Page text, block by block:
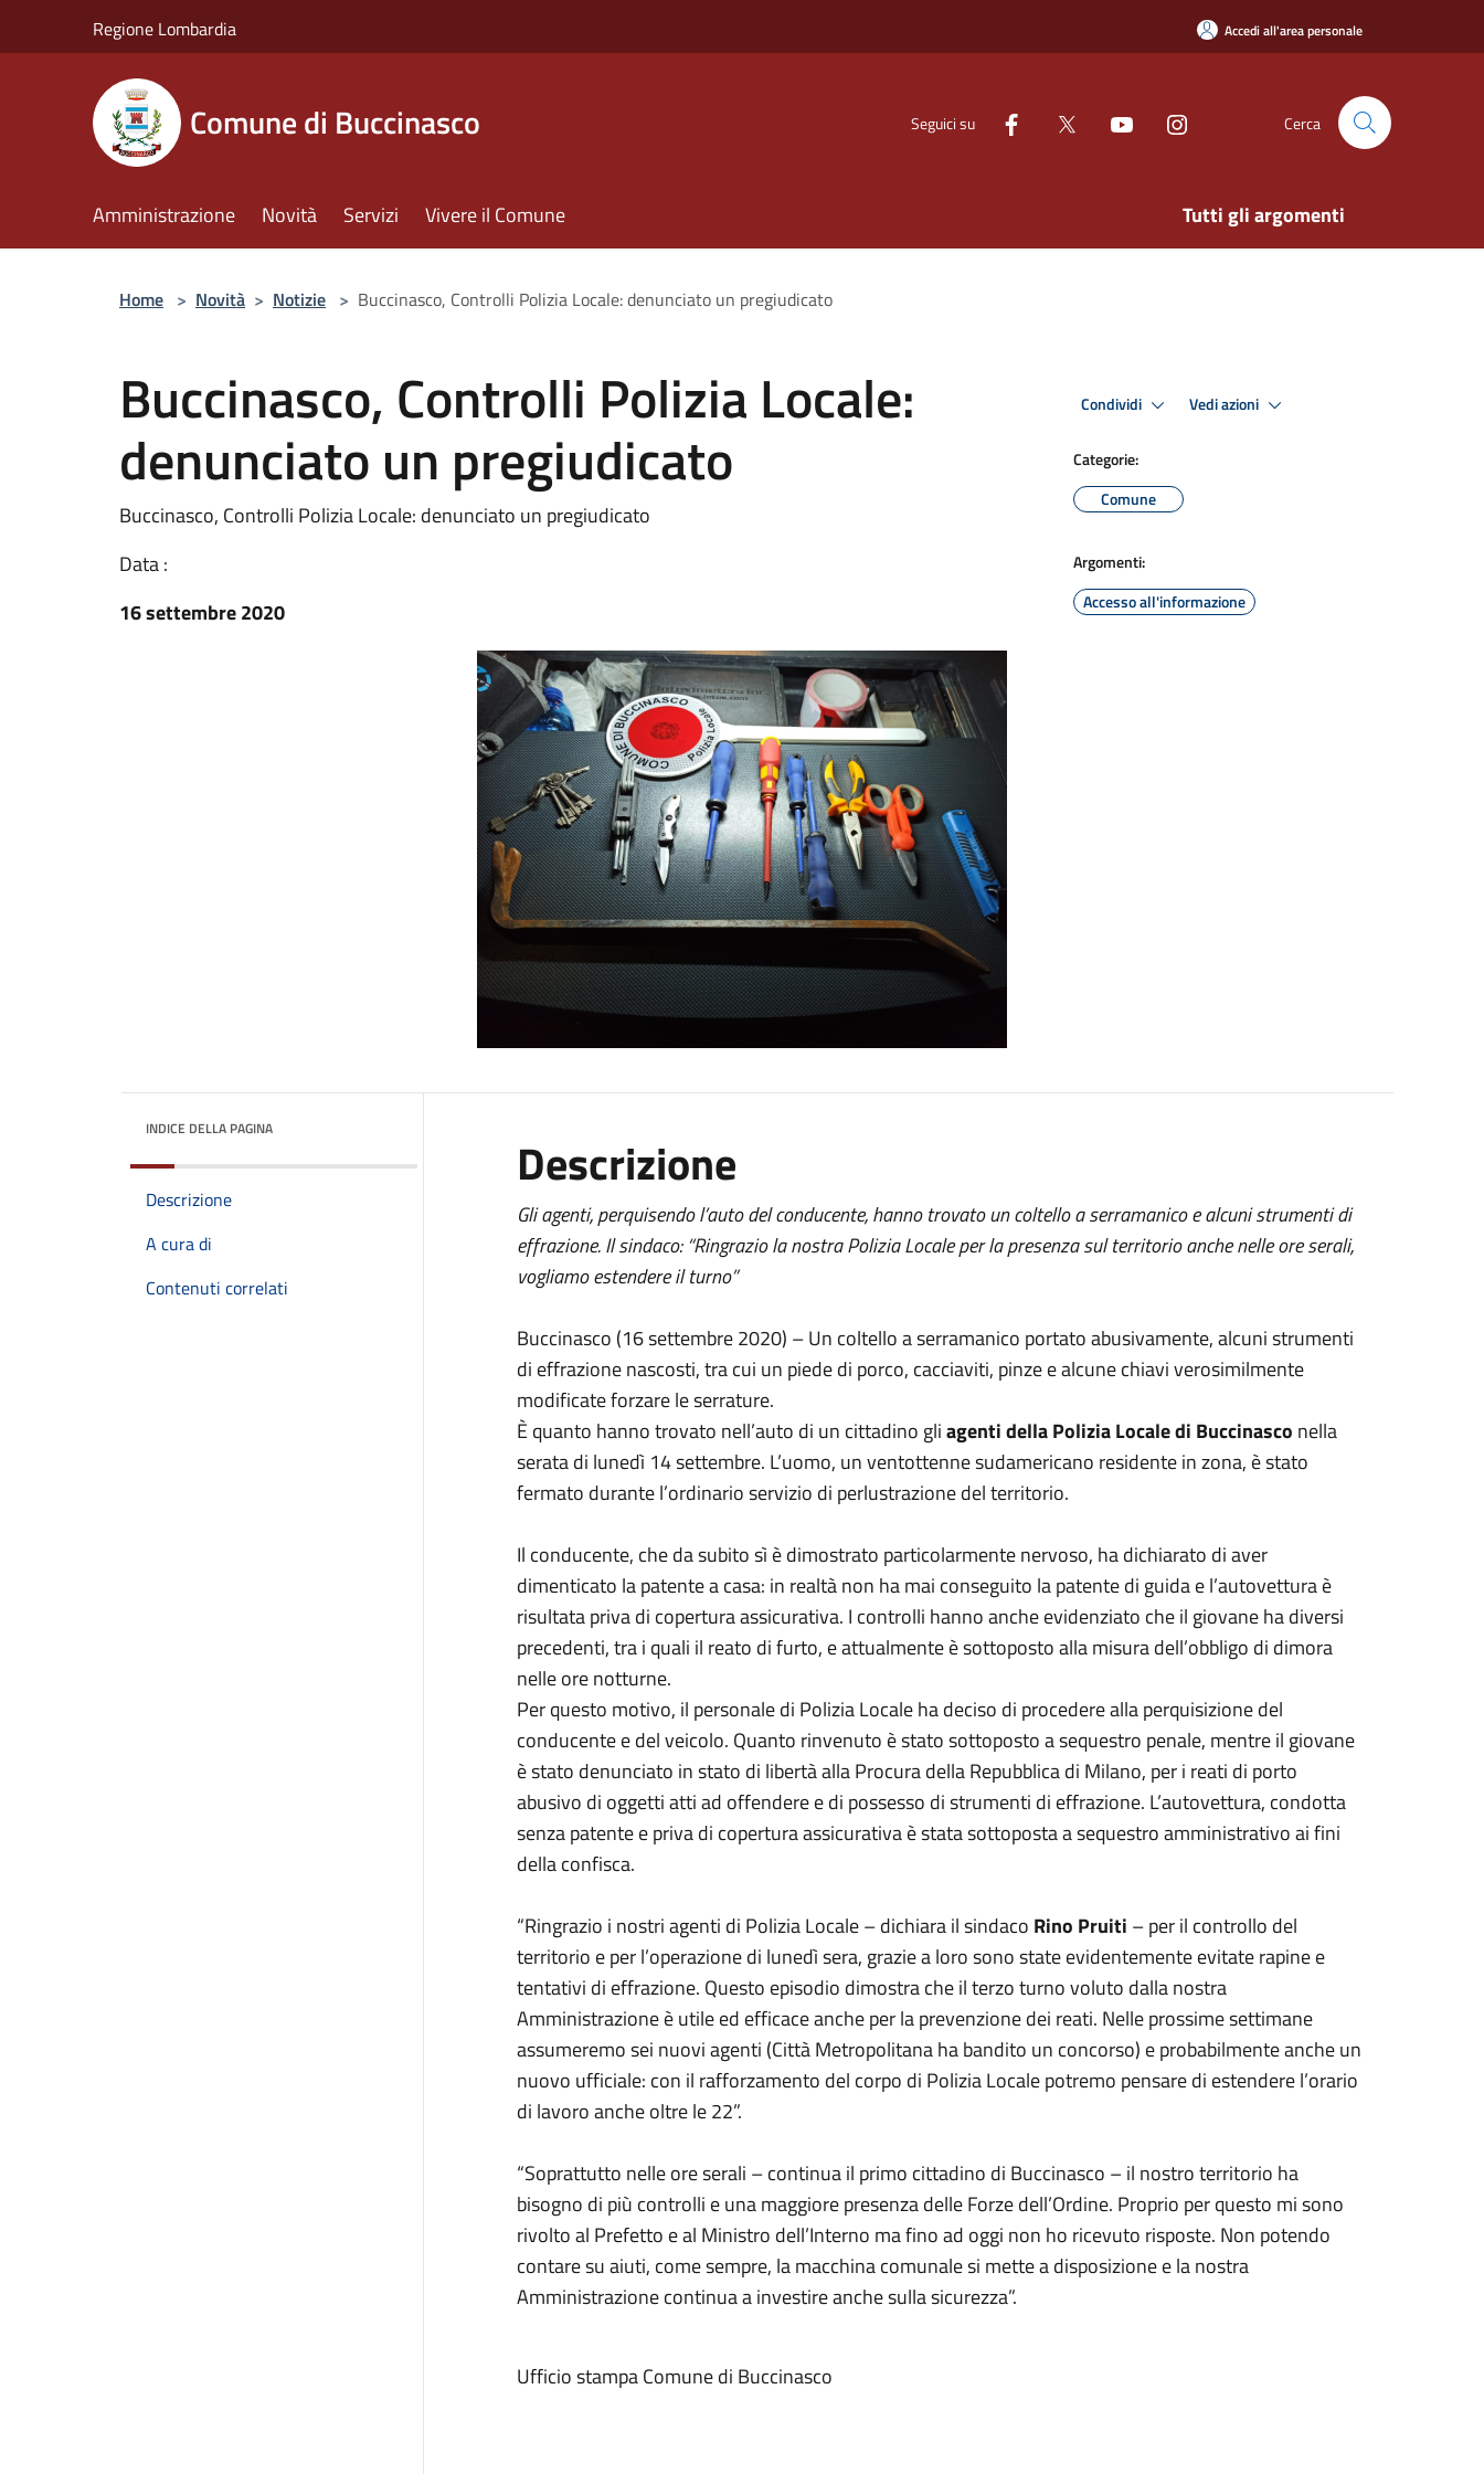
Regione Lombardia Accedi all'area personale
Comune di Buccinasco Seguici su Cerca
Amministrazione Novità Servizi Vivere il Comune Tutti gli argomenti
Home > Novità > Notizie > Buccinasco, Controlli Polizia Locale: denunciato un pregiudicato
Buccinasco, Controlli Polizia Locale:
denunciato un pregiudicato
Buccinasco, Controlli Polizia Locale: denunciato un pregiudicato
Data :
16 settembre 2020
Condividi Vedi azioni
Categorie:
Comune
Argomenti:
Accesso all'informazione
INDICE DELLA PAGINA
Descrizione
A cura di
Contenuti correlati
Descrizione
Gli agenti, perquisendo l’auto del conducente, hanno trovato un coltello a serramanico e alcuni strumenti di
effrazione. Il sindaco: “Ringrazio la nostra Polizia Locale per la presenza sul territorio anche nelle ore serali,
vogliamo estendere il turno”
Buccinasco (16 settembre 2020) – Un coltello a serramanico portato abusivamente, alcuni strumenti
di effrazione nascosti, tra cui un piede di porco, cacciaviti, pinze e alcune chiavi verosimilmente
modificate forzare le serrature.
È quanto hanno trovato nell’auto di un cittadino gliagenti della Polizia Locale di Buccinasco nella
serata di lunedì 14 settembre. L’uomo, un ventottenne sudamericano residente in zona, è stato
fermato durante l’ordinario servizio di perlustrazione del territorio.
Il conducente, che da subito sì è dimostrato particolarmente nervoso, ha dichiarato di aver
dimenticato la patente a casa: in realtà non ha mai conseguito la patente di guida e l’autovettura è
risultata priva di copertura assicurativa. I controlli hanno anche evidenziato che il giovane ha diversi
precedenti, tra i quali il reato di furto, e attualmente è sottoposto alla misura dell’obbligo di dimora
nelle ore notturne.
Per questo motivo, il personale di Polizia Locale ha deciso di procedere alla perquisizione del
conducente e del veicolo. Quanto rinvenuto è stato sottoposto a sequestro penale, mentre il giovane
è stato denunciato in stato di libertà alla Procura della Repubblica di Milano, per i reati di porto
abusivo di oggetti atti ad offendere e di possesso di strumenti di effrazione. L’autovettura, condotta
senza patente e priva di copertura assicurativa è stata sottoposta a sequestro amministrativo ai fini
della confisca.
“Ringrazio i nostri agenti di Polizia Locale – dichiara il sindaco Rino Pruiti – per il controllo del
territorio e per l’operazione di lunedì sera, grazie a loro sono state evidentemente evitate rapine e
tentativi di effrazione. Questo episodio dimostra che il terzo turno voluto dalla nostra
Amministrazione è utile ed efficace anche per la prevenzione dei reati. Nelle prossime settimane
assumeremo sei nuovi agenti (Città Metropolitana ha bandito un concorso) e probabilmente anche un
nuovo ufficiale: con il rafforzamento del corpo di Polizia Locale potremo pensare di estendere l’orario
di lavoro anche oltre le 22”.
“Soprattutto nelle ore serali – continua il primo cittadino di Buccinasco – il nostro territorio ha
bisogno di più controlli e una maggiore presenza delle Forze dell’Ordine. Proprio per questo mi sono
rivolto al Prefetto e al Ministro dell’Interno ma fino ad oggi non ho ricevuto risposte. Non potendo
contare su aiuti, come sempre, la macchina comunale si mette a disposizione e la nostra
Amministrazione continua a investire anche sulla sicurezza”.
Ufficio stampa Comune di Buccinasco